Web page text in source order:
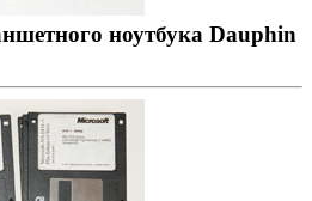
ноутбука Dauphin